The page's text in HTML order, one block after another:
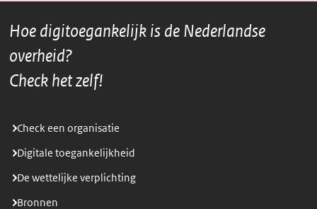
LinkedIn Mail
Hoe digitoegankelijk is de Nederlandse
overheid?
Check het zelf!
Check een organisatie
Digitale toegankelijkheid
De wettelijke verplichting
Bronnen